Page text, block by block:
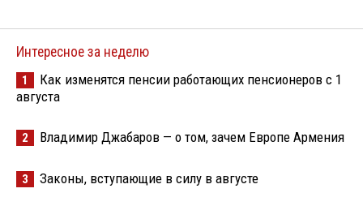
Интересное за неделю
1
Как изменятся пенсии работающих пенсионеров с 1
августа
2 Владимир Джабаров — о том, зачем Европе Армения
3 Законы, вступающие в силу в августе